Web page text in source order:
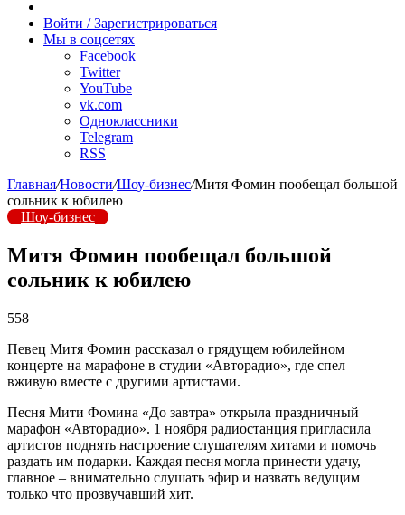
радио
Войти / Зарегистрироваться
Мы в соцсетях
Facebook
Twitter
YouTube
vk.com
Одноклассники
Telegram
RSS
Главная/Новости/Шоу-бизнес/Митя Фомин пообещал большой
сольник к юбилею
Шоу-бизнес
Митя Фомин пообещал большой
сольник к юбилею
558
Певец Митя Фомин рассказал о грядущем юбилейном
концерте на марафоне в студии «Авторадио», где спел
вживую вместе с другими артистами.
Песня Мити Фомина «До завтра» открыла праздничный
марафон «Авторадио». 1 ноября радиостанция пригласила
артистов поднять настроение слушателям хитами и помочь
раздать им подарки. Каждая песня могла принести удачу,
главное – внимательно слушать эфир и назвать ведущим
только что прозвучавший хит.